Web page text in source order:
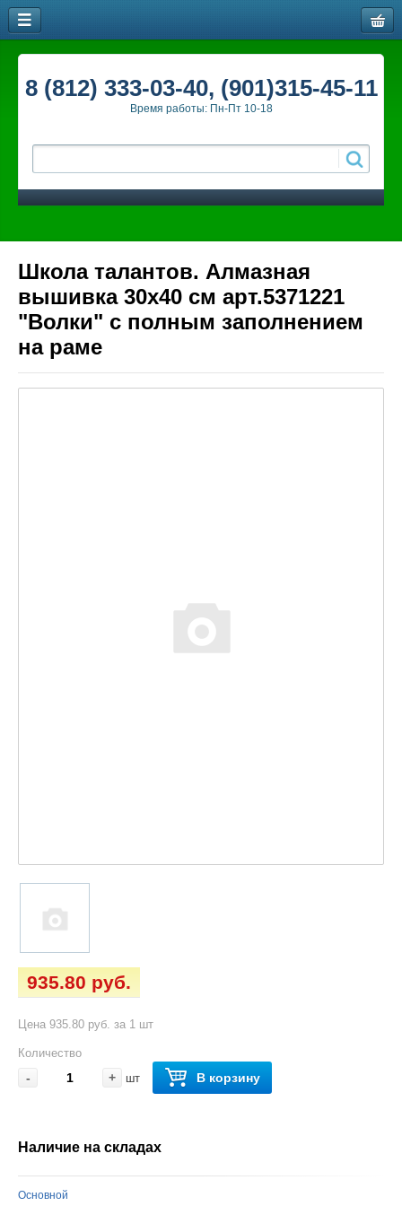
8 (812) 333-03-40, (901)315-45-11
Время работы: Пн-Пт 10-18
Школа талантов. Алмазная
вышивка 30x40 см арт.5371221
"Волки" с полным заполнением
на раме
935.80 руб.
Цена 935.80 руб. за 1 шт
Количество
- + шт В корзину
Наличие на складах
Основной